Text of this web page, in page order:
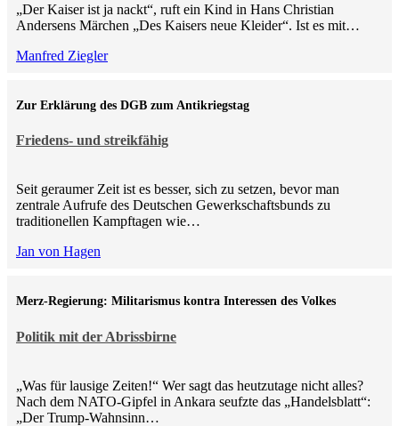
„Der Kaiser ist ja nackt“, ruft ein Kind in Hans Christian
Andersens Märchen „Des Kaisers neue Kleider“. Ist es mit…
Manfred Ziegler
Friedens- und streikfähig
Zur Erklärung des DGB zum Antikriegstag
Seit geraumer Zeit ist es besser, sich zu setzen, bevor man
zentrale Aufrufe des Deutschen Gewerkschaftsbunds zu
traditionellen Kampftagen wie…
Jan von Hagen
Politik mit der Abrissbirne
Merz-Regierung: Militarismus kontra Inte­ressen des Volkes
„Was für lausige Zeiten!“ Wer sagt das heutzutage nicht alles?
Nach dem NATO-Gipfel in Ankara seufzte das „Handelsblatt“:
„Der Trump-Wahnsinn…